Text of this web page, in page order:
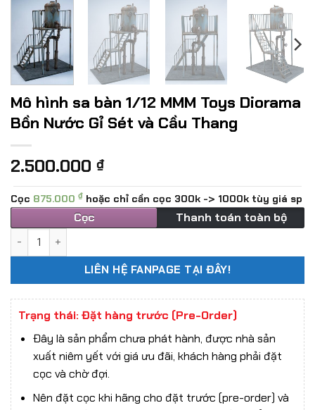
Mô hình sa bàn 1/12 MMM Toys Diorama
Bồn Nước Gỉ Sét và Cầu Thang
2.500.000 ₫
Cọc 875.000 ₫ hoặc chỉ cần cọc 300k -> 1000k tùy giá sp
Cọc Thanh toán toàn bộ
Mô hình sa bàn 1/12 MMM Toys Diorama Bồn Nước Gỉ Sét
LIÊN HỆ FANPAGE TẠI ĐÂY!
Trạng thái: Đặt hàng trước (Pre-Order)
Đây là sản phẩm chưa phát hành, được nhà sản
xuất niêm yết với giá ưu đãi, khách hàng phải đặt
cọc và chờ đợi.
Nên đặt cọc khi hãng cho đặt trước (pre-order) và